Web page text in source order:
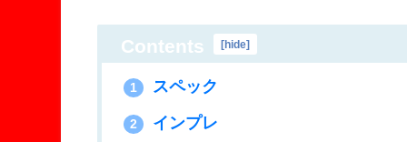
Contents [hide]
1 スペック
2 インプレ